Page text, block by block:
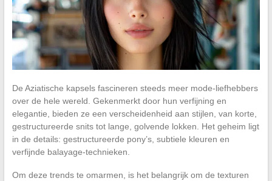
De Aziatische kapsels fascineren steeds meer mode-liefhebbers
over de hele wereld. Gekenmerkt door hun verfijning en
elegantie, bieden ze een verscheidenheid aan stijlen, van korte,
gestructureerde snits tot lange, golvende lokken. Het geheim ligt
in de details: gestructureerde pony’s, subtiele kleuren en
verfijnde balayage-technieken.
Om deze trends te omarmen, is het belangrijk om de texturen